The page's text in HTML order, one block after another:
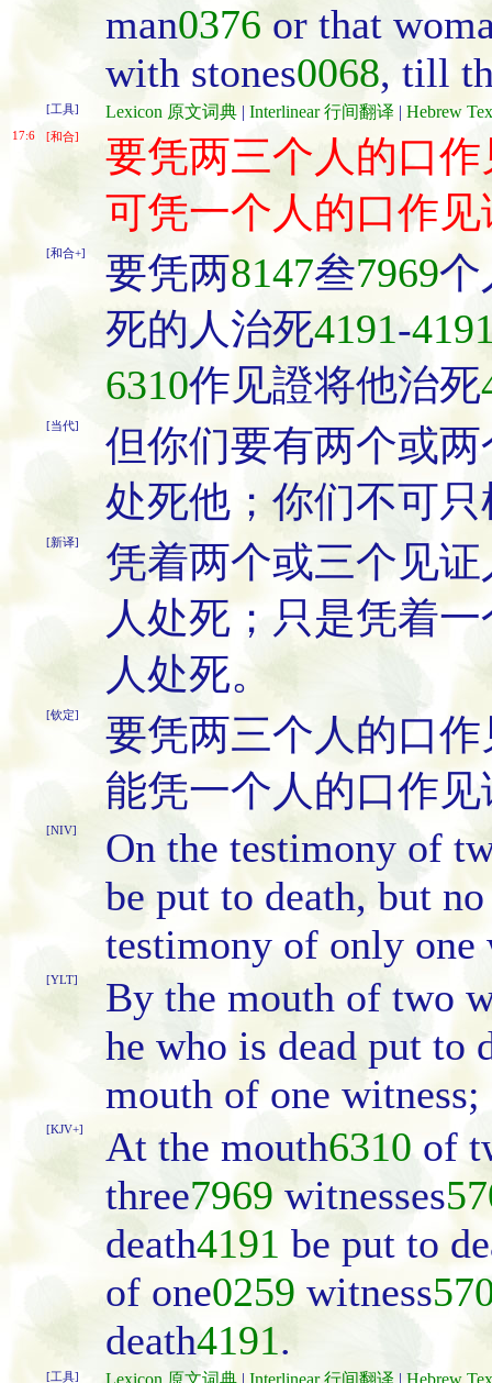
man0376 or that
with stones0068, till
[工具] Lexicon 原文词典 | Interlinear 行间翻译 | Hebrew
17:6 [和合]
要凭两三个人的口作
可凭一个人的口作
[和合+] 要凭两8147叁7969个
死的人治死4191-
6310作见證将他治死
[当代]
但你们要有两个或
处死他；你们不可
[新译]
凭着两个或三个见
人处死；只是凭着
人处死。
[钦定]
要凭两三个人的口
能凭一个人的口作
[NIV]
On the testimony of
be put to death, but
testimony of only one
[YLT]
By the mouth of two
he who is dead put to
mouth of one witness;
[KJV+] At the mouth6310 of
three7969 witnesses
death4191 be put to
of one0259 witness
death4191.
[工具] Lexicon 原文词典 | Interlinear 行间翻译 | Hebrew